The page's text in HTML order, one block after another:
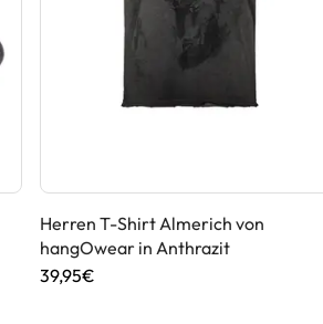
Herren T-Shirt Almerich von
hangOwear in Anthrazit
39,95€